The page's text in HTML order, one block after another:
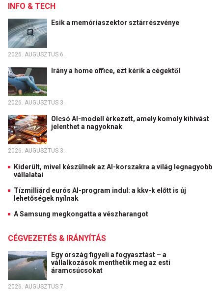
INFO & TECH
Esik a memóriaszektor sztárrészvénye
2026. AUGUSZTUS 6.
Irány a home office, ezt kérik a cégektől
2026. AUGUSZTUS 3.
Olcsó AI-modell érkezett, amely komoly kihívást
jelenthet a nagyoknak
2026. AUGUSZTUS 3.
Kiderült, mivel készülnek az AI-korszakra a világ legnagyobb
vállalatai
Tízmilliárd eurós AI-program indul: a kkv-k előtt is új
lehetőségek nyílnak
A Samsung megkongatta a vészharangot
CÉGVEZETÉS & IRÁNYÍTÁS
Egy ország figyeli a fogyasztást – a
vállalkozások menthetik meg az esti
áramcsúcsokat
2026. AUGUSZTUS 7.